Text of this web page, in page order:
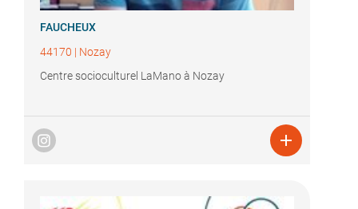
FAUCHEUX
44170 | Nozay
Centre socioculturel LaMano à Nozay
